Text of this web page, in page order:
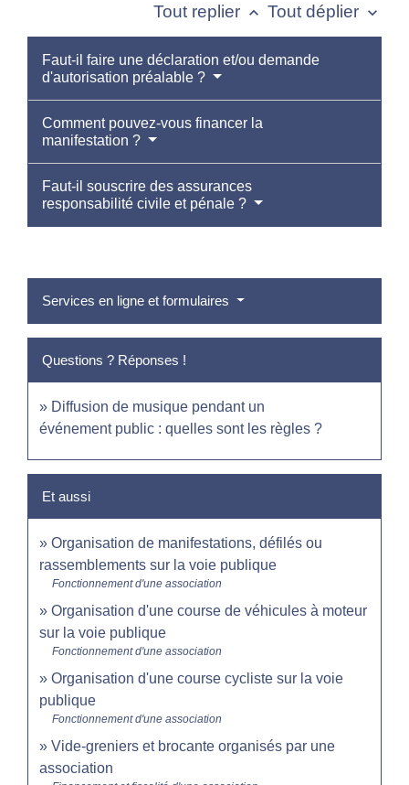
Tout replier keyboard_arrow_up Tout déplier keyboard_arrow_down
Faut-il faire une déclaration et/ou demande
d'autorisation préalable ?
Comment pouvez-vous financer la
manifestation ?
Faut-il souscrire des assurances
responsabilité civile et pénale ?
Services en ligne et formulaires
Questions ? Réponses !
Diffusion de musique pendant un
événement public : quelles sont les règles ?
Et aussi
Organisation de manifestations, défilés ou
rassemblements sur la voie publique
Fonctionnement d'une association
Organisation d'une course de véhicules à moteur
sur la voie publique
Fonctionnement d'une association
Organisation d'une course cycliste sur la voie
publique
Fonctionnement d'une association
Vide-greniers et brocante organisés par une
association